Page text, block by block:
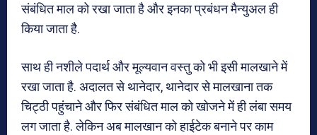
संबंधित माल को रखा जाता है और इनका प्रबंधन मैन्युअल ही
किया जाता है.
साथ ही नशीले पदार्थ और मूल्यवान वस्तु को भी इसी मालखाने में
रखा जाता है. अदालत से थानेदार, थानेदार से मालखाना तक
चिट्ठी पहुंचाने और फिर संबंधित माल को खोजने में ही लंबा समय
लग जाता है. लेकिन अब मालखान को हाईटेक बनाने पर काम